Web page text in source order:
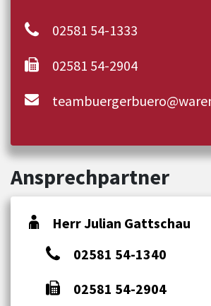
02581 54-1333
02581 54-2904
Ansprechpartner
Herr Julian Gattschau
02581 54-1340
02581 54-2904